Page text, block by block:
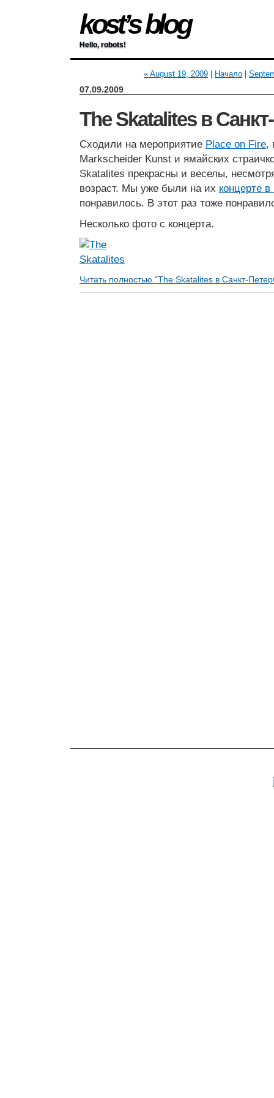
kost’s blog
Hello, robots!
« August 19, 2009 Начало
07.09.2009
The Skatalites в
Сходили на мероприятие Place on Fire,
Markscheider Kunst и ямайских
Skatalites прекрасны и веселы,
возраст. Мы уже были на их концерте
понравилось. В этот раз тоже
Несколько фото с концерта.
Читать полностью "The Skatalites в Санкт-